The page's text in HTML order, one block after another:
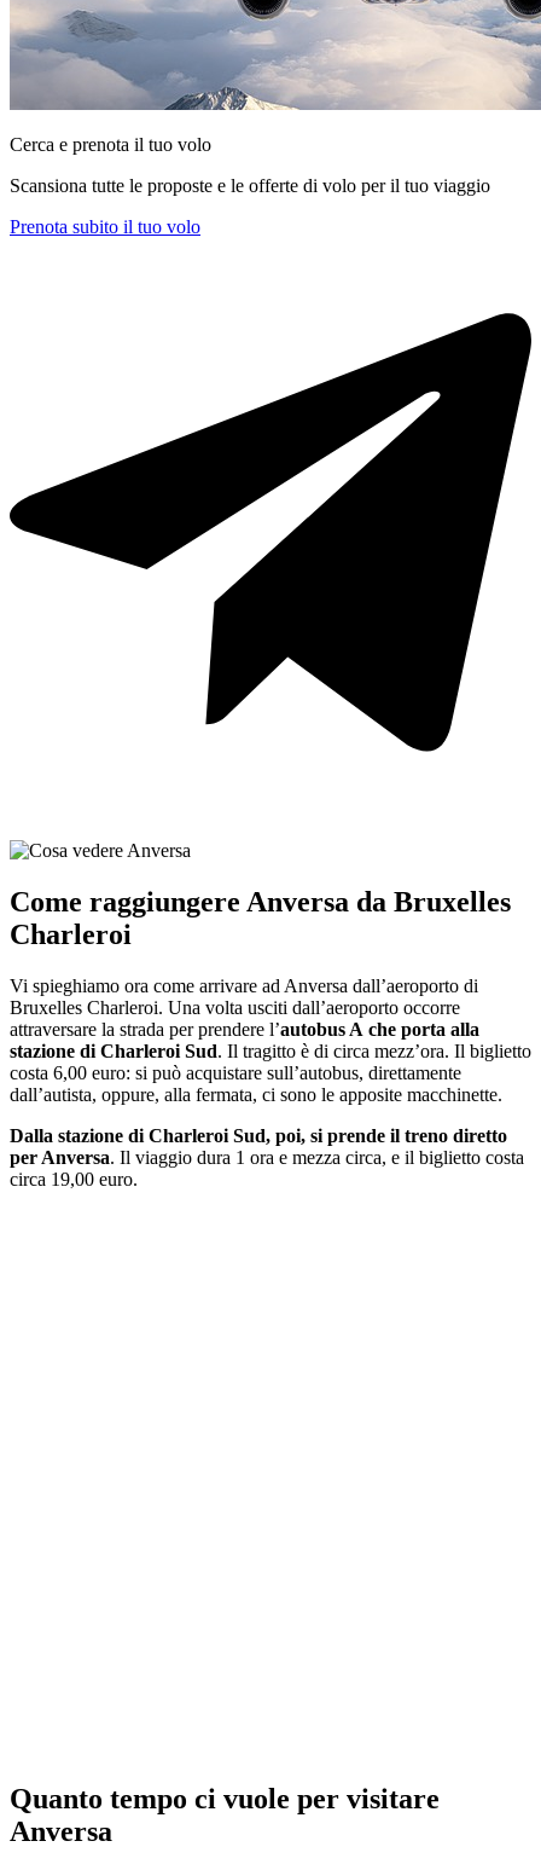
Cerca e prenota il tuo volo
Scansiona tutte le proposte e le offerte di volo per il tuo viaggio
Prenota subito il tuo volo
Come raggiungere Anversa da Bruxelles
Charleroi
Vi spieghiamo ora come arrivare ad Anversa dall’aeroporto di
Bruxelles Charleroi. Una volta usciti dall’aeroporto occorre
attraversare la strada per prendere l’autobus A che porta alla
stazione di Charleroi Sud. Il tragitto è di circa mezz’ora. Il biglietto
costa 6,00 euro: si può acquistare sull’autobus, direttamente
dall’autista, oppure, alla fermata, ci sono le apposite macchinette.
Dalla stazione di Charleroi Sud, poi, si prende il treno diretto
per Anversa. Il viaggio dura 1 ora e mezza circa, e il biglietto costa
circa 19,00 euro.
Quanto tempo ci vuole per visitare
Anversa